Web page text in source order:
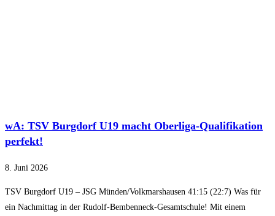
wA: TSV Burgdorf U19 macht Oberliga-Qualifikation
perfekt!
8. Juni 2026
TSV Burgdorf U19 – JSG Münden/Volkmarshausen 41:15 (22:7) Was für
ein Nachmittag in der Rudolf-Bembenneck-Gesamtschule! Mit einem